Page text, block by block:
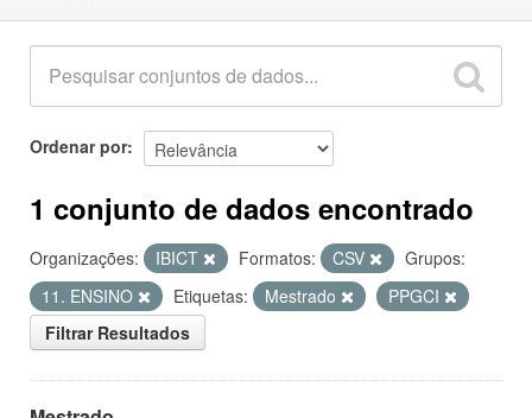
Ordenar por
1 conjunto de dados encontrado
Organizações: IBICT Formatos: CSV
Grupos:
11. ENSINO
Etiquetas: Mestrado
PPGCI
Filtrar Resultados